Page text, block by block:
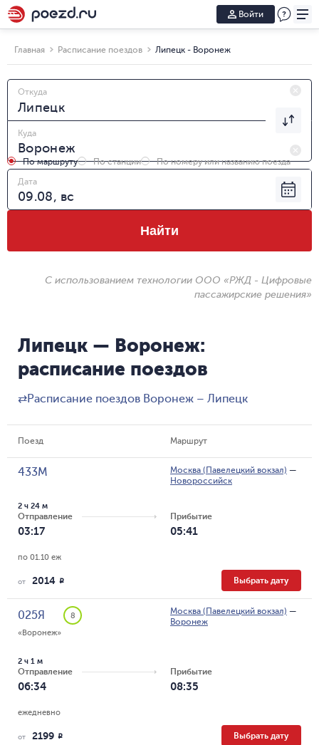
Войти
Главная Расписание поездов Липецк - Воронеж
Откуда
Куда
По маршруту По станции
По номеру или названию поезда
Дата
Найти
С использованием технологии ООО «РЖД - Цифровые
пассажирские решения»
Липецк — Воронеж:
расписание поездов
⇄Расписание поездов Воронеж – Липецк
Поезд Маршрут
433М Москва (Павелецкий вокзал) —
Новороссийск
Отправление
03:17
2 ч 24 м
Прибытие
05:41
по 01.10 еж
от 2014 R Выбрать дату
025Я
8
«Воронеж»
Москва (Павелецкий вокзал) —
Воронеж
Отправление
06:34
2 ч 1 м
Прибытие
08:35
ежедневно
от 2199 R Выбрать дату